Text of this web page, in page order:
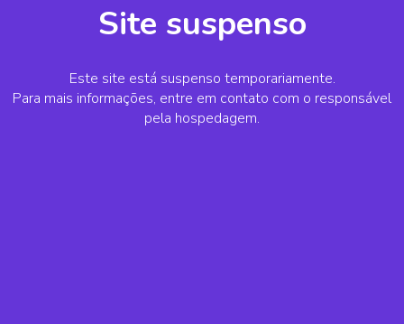
Site suspenso
Este site está suspenso temporariamente.
Para mais informações, entre em contato com o responsável
pela hospedagem.